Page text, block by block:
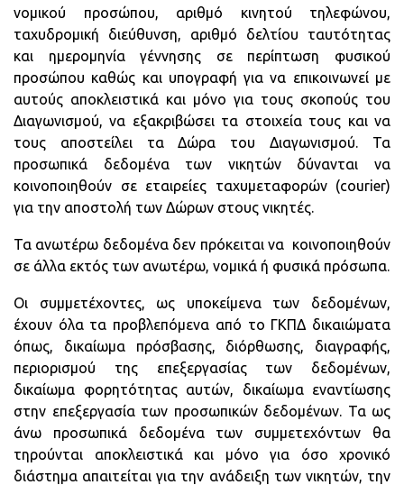
νομικού προσώπου, αριθμό κινητού τηλεφώνου,
ταχυδρομική διεύθυνση, αριθμό δελτίου ταυτότητας
και ημερομηνία γέννησης σε περίπτωση φυσικού
προσώπου καθώς και υπογραφή για να επικοινωνεί με
αυτούς αποκλειστικά και μόνο για τους σκοπούς του
Διαγωνισμού, να εξακριβώσει τα στοιχεία τους και να
τους αποστείλει τα Δώρα του Διαγωνισμού. Τα
προσωπικά δεδομένα των νικητών δύνανται να
κοινοποιηθούν σε εταιρείες ταχυμεταφορών (courier)
για την αποστολή των Δώρων στους νικητές.
Τα ανωτέρω δεδομένα δεν πρόκειται να κοινοποιηθούν
σε άλλα εκτός των ανωτέρω, νομικά ή φυσικά πρόσωπα.
Oι συμμετέχοντες, ως υποκείμενα των δεδομένων,
έχουν όλα τα προβλεπόμενα από το ΓΚΠΔ δικαιώματα
όπως, δικαίωμα πρόσβασης, διόρθωσης, διαγραφής,
περιορισμού της επεξεργασίας των δεδομένων,
δικαίωμα φορητότητας αυτών, δικαίωμα εναντίωσης
στην επεξεργασία των προσωπικών δεδομένων. Τα ως
άνω προσωπικά δεδομένα των συμμετεχόντων θα
τηρούνται αποκλειστικά και μόνο για όσο χρονικό
διάστημα απαιτείται για την ανάδειξη των νικητών, την